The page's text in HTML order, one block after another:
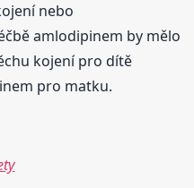
nebo
amlodipinem by mělo
kojení pro dítě
pro matku.